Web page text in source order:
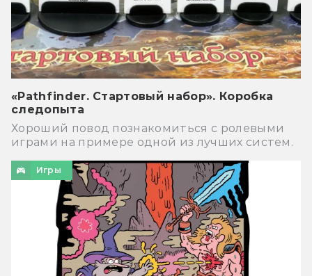
«Pathfinder. Стартовый набор». Коробка
следопыта
Хороший повод познакомиться с ролевыми
играми на примере одной из лучших систем.
Игры